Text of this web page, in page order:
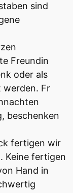
sind
Freundin
oder als
werden. Fr
beschenken
fertigen wir
Keine fertigen
Hand in